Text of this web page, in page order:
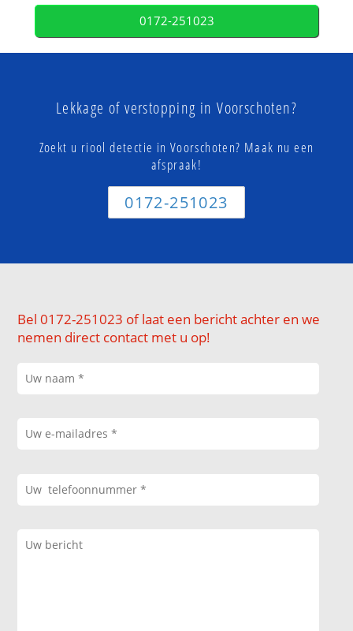
0172-251023
Lekkage of verstopping in Voorschoten?
Zoekt u riool detectie in Voorschoten? Maak nu een
afspraak!
0172-251023
Bel 0172-251023 of laat een bericht achter en we
nemen direct contact met u op!